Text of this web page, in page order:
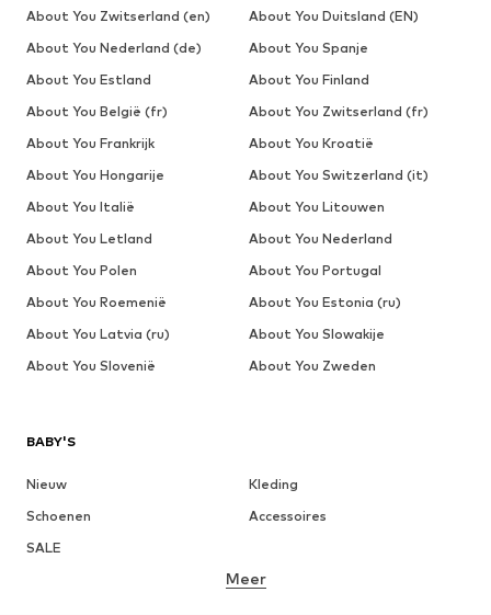
BABY'S
Nieuw
Kleding
Schoenen
Accessoires
SALE
Meer
About You Zwitserland (en)
About You Duitsland (EN)
About You Nederland (de)
About You Spanje
About You Estland
About You Finland
About You België (fr)
About You Zwitserland (fr)
About You Frankrijk
About You Kroatië
About You Hongarije
About You Switzerland (it)
About You Italië
About You Litouwen
About You Letland
About You Nederland
About You Polen
About You Portugal
About You Roemenië
About You Estonia (ru)
About You Latvia (ru)
About You Slowakije
About You Slovenië
About You Zweden